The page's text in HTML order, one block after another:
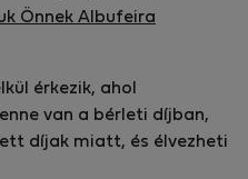
Önnek Albufeira
érkezik, ahol
van a bérleti díjban,
díjak miatt, és élvezheti